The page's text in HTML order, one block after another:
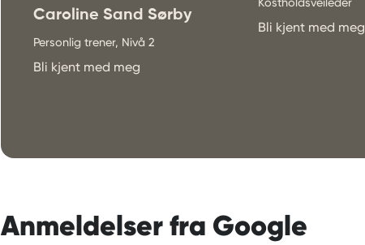
Caroline Sand Sørby
Personlig trener, Nivå 2
Bli kjent med meg
Kostholdsveileder
Bli kjent med meg
Anmeldelser fra Google